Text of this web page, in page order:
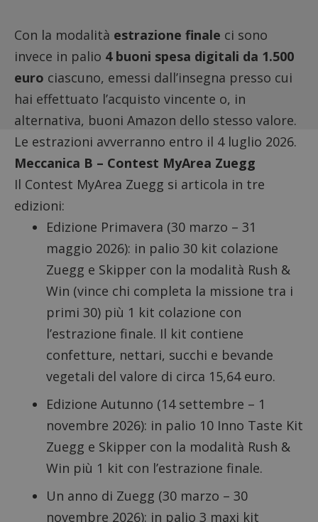
Con la modalità estrazione finale ci sono
invece in palio 4 buoni spesa digitali da 1.500
euro ciascuno, emessi dall’insegna presso cui
hai effettuato l’acquisto vincente o, in
alternativa, buoni Amazon dello stesso valore.
Le estrazioni avverranno entro il 4 luglio 2026.
Meccanica B – Contest MyArea Zuegg
Il Contest MyArea Zuegg si articola in tre
edizioni:
Edizione Primavera (30 marzo – 31
maggio 2026): in palio 30 kit colazione
Zuegg e Skipper con la modalità Rush &
Win (vince chi completa la missione tra i
primi 30) più 1 kit colazione con
l’estrazione finale. Il kit contiene
confetture, nettari, succhi e bevande
vegetali del valore di circa 15,64 euro.
Edizione Autunno (14 settembre – 1
novembre 2026): in palio 10 Inno Taste Kit
Zuegg e Skipper con la modalità Rush &
Win più 1 kit con l’estrazione finale.
Un anno di Zuegg (30 marzo – 30
novembre 2026): in palio 3 maxi kit